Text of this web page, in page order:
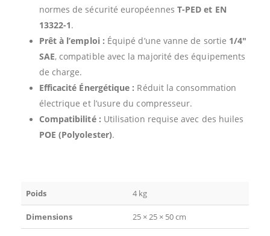
normes de sécurité européennes T-PED et EN
13322-1.
Prêt à l’emploi : Équipé d’une vanne de sortie 1/4″
SAE, compatible avec la majorité des équipements
de charge.
Efficacité Énergétique : Réduit la consommation
électrique et l’usure du compresseur.
Compatibilité : Utilisation requise avec des huiles
POE (Polyolester).
Poids 4 kg
Dimensions 25 × 25 × 50 cm